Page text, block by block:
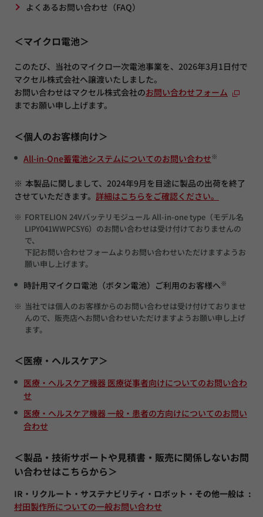
よくあるお問い合わせ（FAQ）
＜マイクロ電池＞
このたび、当社のマイクロ一次電池事業を、2026年3月1日付で
マクセル株式会社へ譲渡いたしました。
お問い合わせはマクセル株式会社のお問い合わせフォーム
までお願い申し上げます。
＜個人のお客様向け＞
All-in-One蓄電池システムについてのお問い合わせ ※
※ 本製品に関しまして、2024年9月を目途に製品の出荷を終了
させていただきます。 詳細はこちらをご確認ください。
※ FORTELION 24Vバッテリモジュール All-in-one type（モデル名
LIPY041WWPCSY6）のお問い合わせは受け付けておりませんの
で、
下記お問い合わせフォームよりお問い合わせいただけますようお
願い申し上げます。
時計用マイクロ電池（ボタン電池）ご利用のお客様へ ※
※ 当社では個人のお客様からのお問い合わせは受け付けておりませ
んので、販売店へお問い合わせいただけますようお願い申し上げ
ます。
＜医療・ヘルスケア＞
医療・ヘルスケア機器 医療従事者向けについてのお問い合わ
せ
医療・ヘルスケア機器 一般・患者の方向けについてのお問い
合わせ
＜製品・技術サポートや見積書・販売に関係しないお問
い合わせはこちらから＞
IR・リクルート・サステナビリティ・ロボット・その他一般は
村田製作所についての一般お問い合わせ